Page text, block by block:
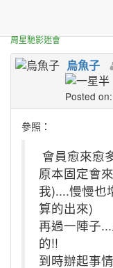
周星馳影迷會
烏魚子
Posted
參照：
會員愈來愈
原本固定會
我)....慢慢也
算的出來)
再過一陣子
的!!
到時辦起事